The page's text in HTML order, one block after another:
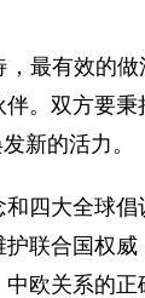
最有效的
。双方要
新的活力。
四大全球倡
联合国权
欧关系的